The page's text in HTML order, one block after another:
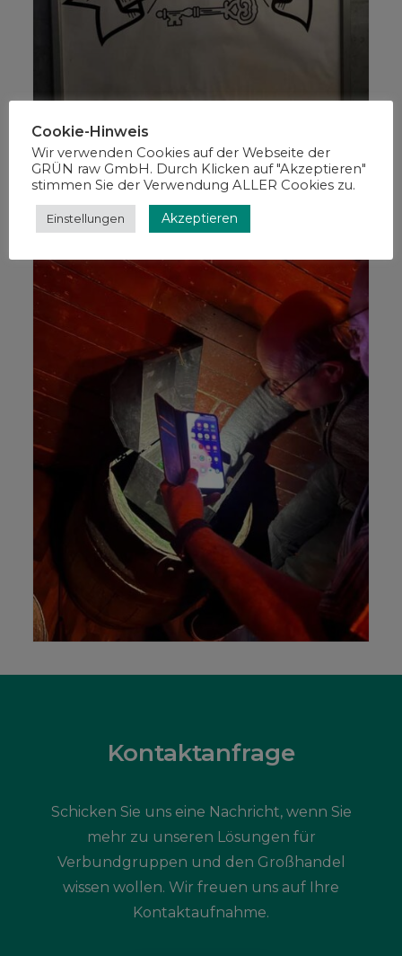
Kontaktanfrage
Schicken Sie uns eine Nachricht, wenn Sie
mehr zu unseren Lösungen für
Verbundgruppen und den Großhandel
wissen wollen. Wir freuen uns auf Ihre
Kontaktaufnahme.
Cookie-Hinweis
Wir verwenden Cookies auf der Webseite der
GRÜN raw GmbH. Durch Klicken auf "Akzeptieren"
stimmen Sie der Verwendung ALLER Cookies zu.
Einstellungen Akzeptieren